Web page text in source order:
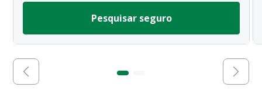
Pesquisar seguro